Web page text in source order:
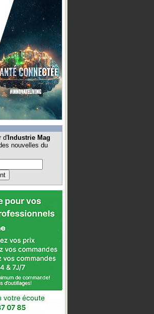
d' Industrie Mag
nouvelles du